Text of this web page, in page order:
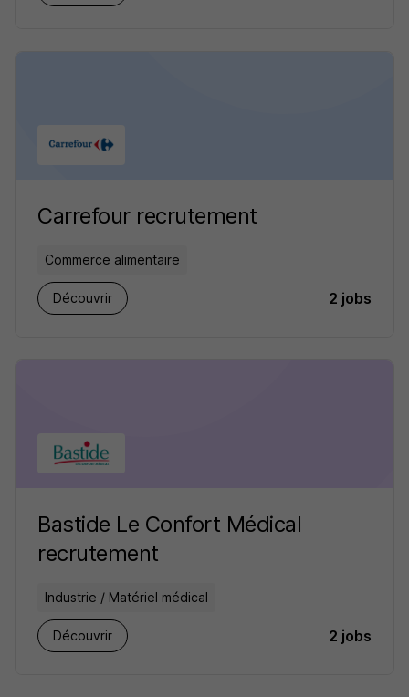
Carrefour recrutement
Commerce alimentaire
Découvrir 2 jobs
Bastide Le Confort Médical
recrutement
Industrie / Matériel médical
Découvrir 2 jobs